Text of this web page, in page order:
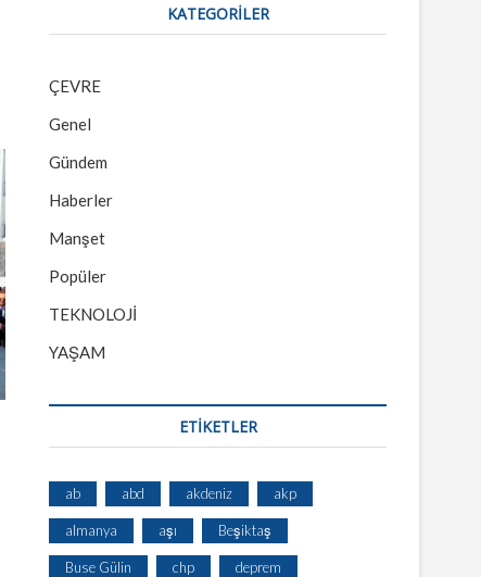
KATEGORILER
ÇEVRE
Genel
Gündem
Haberler
Manşet
Popüler
TEKNOLOJİ
YAŞAM
ETİKETLER
ab abd akdeniz akp
almanya aşı Beşiktaş
Buse Gülin chp deprem